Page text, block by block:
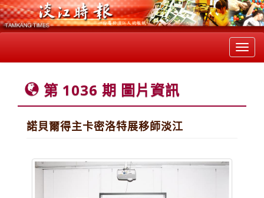
第 1036 期 圖片資訊
諾貝爾得主卡密洛特展移師淡江